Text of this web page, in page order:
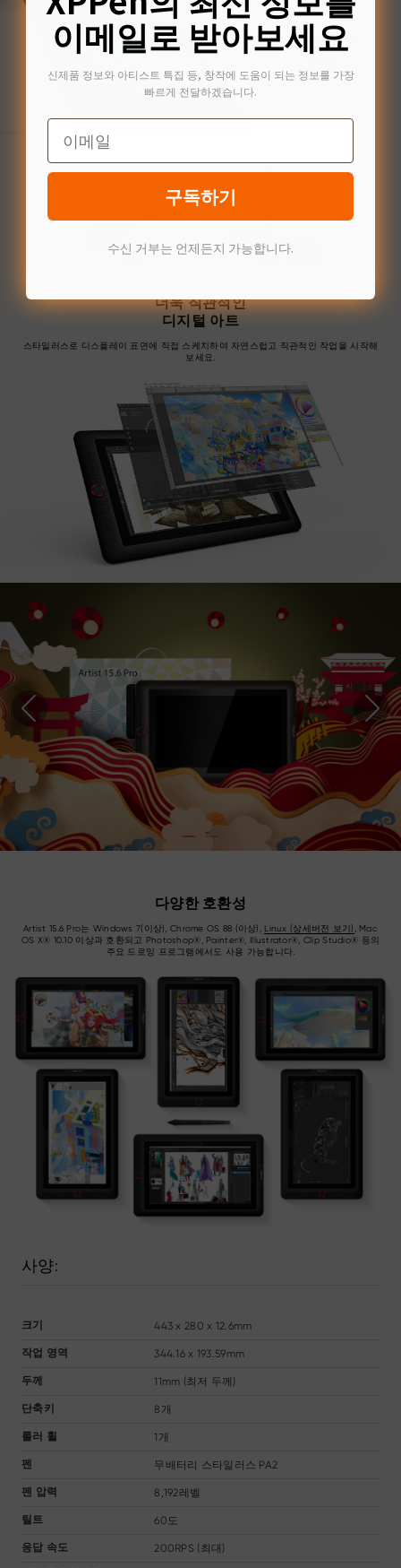
긁힘 방지 눈부심 방지
더욱 직관적인
디지털 아트
스타일러스로 디스플레이 표면에 직접 스케치하여 자연스럽고 직관적인 작업을 시작해
보세요.
다양한 호환성
Artist 15.6 Pro는 Windows 7(이상), Chrome OS 88 (이상), Linux (상세버전 보기)
, Mac
OS X® 10.10 이상과 호환되고 Photoshop®, Painter®, Illustrator®, Clip Studio® 등의
주요 드로잉 프로그램에서도 사용 가능합니다.
사양:
크기 443 x 280 x 12.6mm
작업 영역 344.16 x 193.59mm
두께 11mm (최저 두께)
단축키 8개
롤러 휠 1개
펜 무배터리 스타일러스 PA2
펜 압력 8,192레벨
틸트 60도
응답 속도 200RPS (최대)
이메일로 받아보세요
신제품 정보와 아티스트 특집 등, 창작에 도움이 되는 정보를 가장
빠르게 전달하겠습니다.
Email
구독하기
수신 거부는 언제든지 가능합니다.